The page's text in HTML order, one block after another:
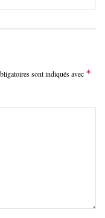
sont indiqués avec *